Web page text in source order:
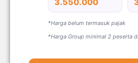
3.550.000
*Harga belum termasuk pajak
*Harga Group minimal 2 peserta